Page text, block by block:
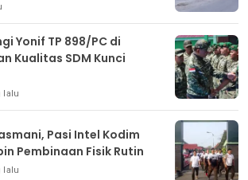
Yonif TP 898/PC di
Kualitas SDM Kunci
lalu
Pasi Intel Kodim
Pembinaan Fisik Rutin
lalu